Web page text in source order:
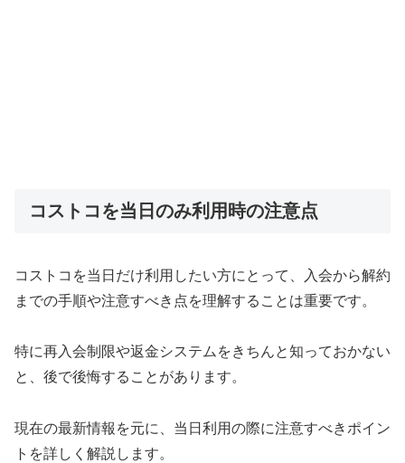
コストコを当日のみ利用時の注意点
コストコを当日だけ利用したい方にとって、入会から解約
までの手順や注意すべき点を理解することは重要です。
特に再入会制限や返金システムをきちんと知っておかない
と、後で後悔することがあります。
現在の最新情報を元に、当日利用の際に注意すべきポイン
トを詳しく解説します。